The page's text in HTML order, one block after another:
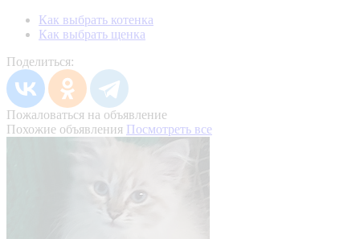
Как выбрать котенка
Как выбрать щенка
Поделиться:
Пожаловаться на объявление
Похожие объявления Посмотреть все